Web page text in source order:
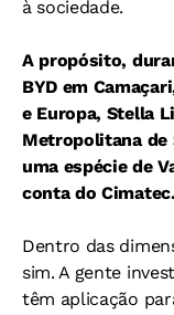
à sociedade.
A propósito,
BYD em
e Europa, Stella
Metropolitana de
uma espécie de
conta do
Dentro das
sim. A gente
têm aplicação